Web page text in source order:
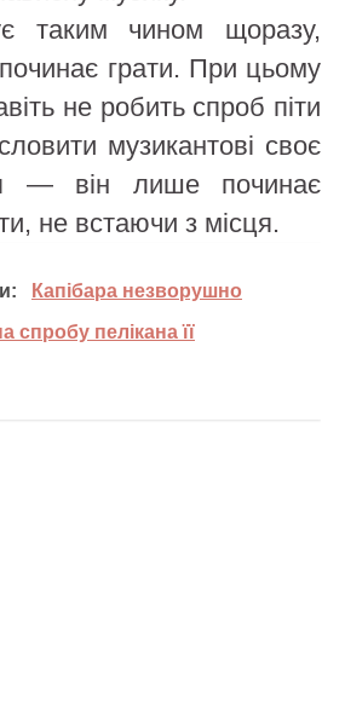
таким чином щоразу,
грати. При цьому
не робить спроб піти
музикантові своє
— він лише починає
не встаючи з місця.
Капібара незворушно
спробу пелікана її